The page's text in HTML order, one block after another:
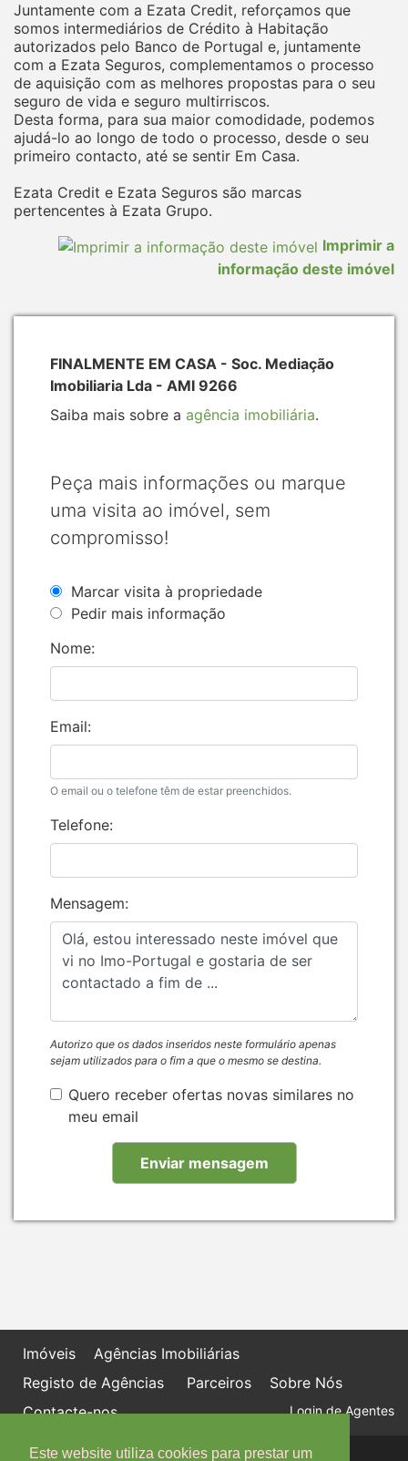
Este website utiliza cookies para prestar um
Juntamente com a Ezata Credit, reforçamos que
somos intermediários de Crédito à Habitação
autorizados pelo Banco de Portugal e, juntamente
com a Ezata Seguros, complementamos o processo
de aquisição com as melhores propostas para o seu
seguro de vida e seguro multirriscos.
Desta forma, para sua maior comodidade, podemos
ajudá-lo ao longo de todo o processo, desde o seu
primeiro contacto, até se sentir Em Casa.
Ezata Credit e Ezata Seguros são marcas
pertencentes à Ezata Grupo.
Imprimir a
informação deste imóvel
FINALMENTE EM CASA - Soc. Mediação
Imobiliaria Lda - AMI 9266
Saiba mais sobre a agência imobiliária.
Peça mais informações ou marque
uma visita ao imóvel, sem
compromisso!
Marcar visita à propriedade
Pedir mais informação
Nome:
Email:
O email ou o telefone têm de estar preenchidos.
Telefone:
Mensagem:
Autorizo que os dados inseridos neste formulário apenas
sejam utilizados para o fim a que o mesmo se destina.
Quero receber ofertas novas similares no
meu email
Imóveis
Agências Imobiliárias
Registo de Agências
Parceiros
Sobre Nós
Contacte-nos
Login de Agentes
Política de proteção de dados